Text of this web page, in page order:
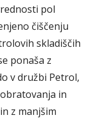
pol
čiščenju
skladiščih
ponaša z
v družbi Petrol,
in
z manjšim